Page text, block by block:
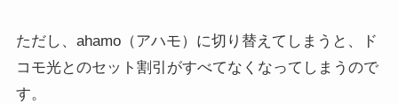
ただし、ahamo（アハモ）に切り替えてしまうと、ド
コモ光とのセット割引がすべてなくなってしまうので
す。